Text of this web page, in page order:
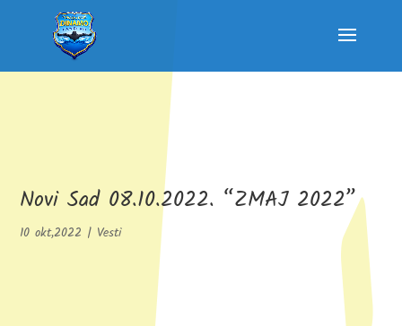
Novi Sad 08.10.2022. “ZMAJ 2022”
10 okt,2022 | Vesti